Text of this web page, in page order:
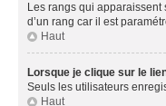
Les rangs qui
d’un rang car il est
Haut
Lorsque je clique sur le
Seuls les utilisateurs
Haut